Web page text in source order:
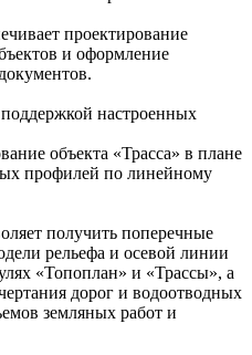
проектирование
и оформление
настроенных
объекта «Трасса» в плане
профилей по линейному
получить поперечные
рельефа и осевой линии
«Топоплан» и «Трассы», а
дорог и водоотводных
земляных работ и